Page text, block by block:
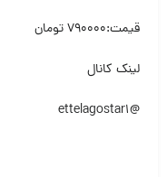
قیمت:۷۹۰۰۰۰ تومان
لینک کانال
@ettelagostar1